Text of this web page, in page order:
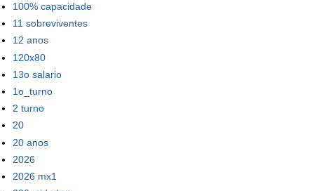
100% capacidade
11 sobreviventes
12 anos
120x80
13o salario
1o_turno
2 turno
20
20 anos
2026
2026 mx1